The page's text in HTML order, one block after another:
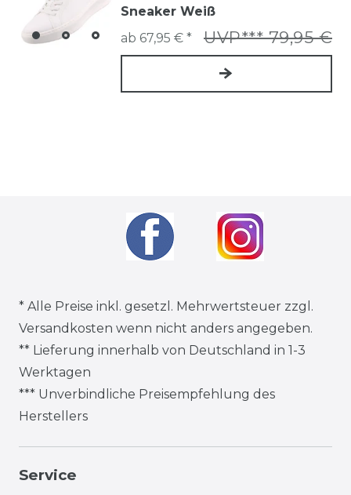
Sneaker Weiß
UVP*** 79,95 €
ab 67,95 € *
* Alle Preise inkl. gesetzl. Mehrwertsteuer zzgl.
Versandkosten wenn nicht anders angegeben.
** Lieferung innerhalb von Deutschland in 1-3
Werktagen
*** Unverbindliche Preisempfehlung des
Herstellers
Service